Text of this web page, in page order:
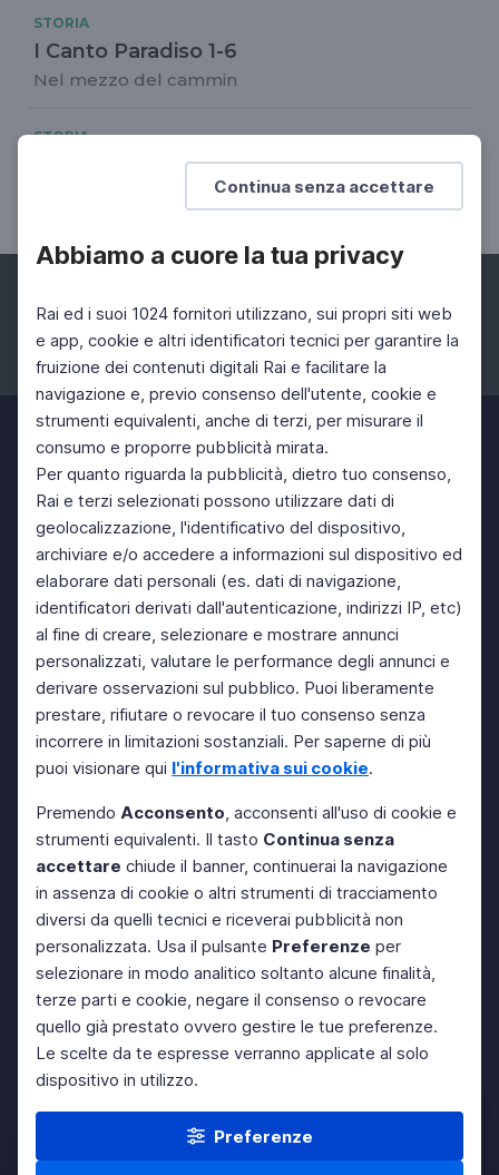
Continua senza accettare
Abbiamo a cuore la tua privacy
Rai ed i suoi 1024 fornitori utilizzano, sui propri siti web
e app, cookie e altri identificatori tecnici per garantire la
fruizione dei contenuti digitali Rai e facilitare la
navigazione e, previo consenso dell'utente, cookie e
strumenti equivalenti, anche di terzi, per misurare il
consumo e proporre pubblicità mirata.
Per quanto riguarda la pubblicità, dietro tuo consenso,
Rai e terzi selezionati possono utilizzare dati di
geolocalizzazione, l'identificativo del dispositivo,
archiviare e/o accedere a informazioni sul dispositivo ed
elaborare dati personali (es. dati di navigazione,
identificatori derivati dall'autenticazione, indirizzi IP, etc)
al fine di creare, selezionare e mostrare annunci
personalizzati, valutare le performance degli annunci e
derivare osservazioni sul pubblico. Puoi liberamente
prestare, rifiutare o revocare il tuo consenso senza
incorrere in limitazioni sostanziali. Per saperne di più
puoi visionare qui l'informativa sui cookie.
Premendo Acconsento, acconsenti all'uso di cookie e
strumenti equivalenti. Il tasto Continua senza
accettare chiude il banner, continuerai la navigazione
in assenza di cookie o altri strumenti di tracciamento
diversi da quelli tecnici e riceverai pubblicità non
personalizzata. Usa il pulsante Preferenze per
selezionare in modo analitico soltanto alcune finalità,
terze parti e cookie, negare il consenso o revocare
quello già prestato ovvero gestire le tue preferenze.
Le scelte da te espresse verranno applicate al solo
dispositivo in utilizzo.
Preferenze
STORIA
I Canto Paradiso 1-6
Nel mezzo del cammin
STORIA
VIII Canto Purgatorio 1-6
Nel mezzo del cammin
Facebook Instagram Twitter